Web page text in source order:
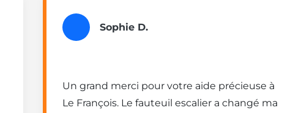
Sophie D.
Un grand merci pour votre aide précieuse à
Le François. Le fauteuil escalier a changé ma